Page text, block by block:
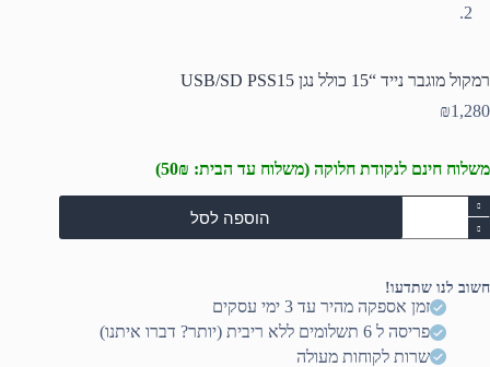
רמקול מוגבר נייד “15 כולל נגן USB/SD PSS15
₪1,280
משלוח חינם לנקודת חלוקה (משלוח עד הבית: 50₪)
כמות
של
רמקול
"15
USB/SD
הוספה לסל
חשוב לנו שתדעו!
זמן אספקה מהיר עד 3 ימי עסקים
פריסה ל 6 תשלומים ללא ריבית (יותר? דברו איתנו)
שרות לקוחות מעולה